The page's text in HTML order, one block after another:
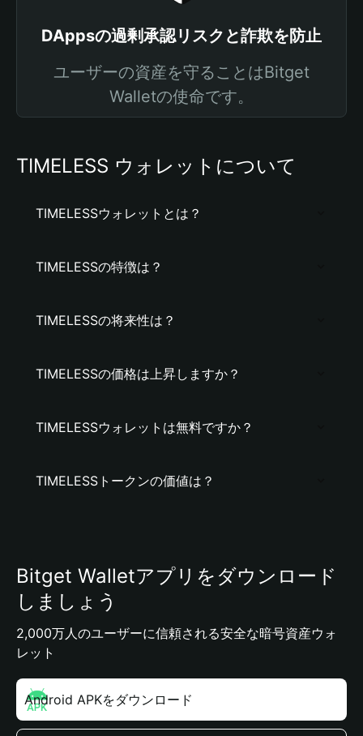
DAppsの過剰承認リスクと詐欺を防止
ユーザーの資産を守ることはBitget
Walletの使命です。
TIMELESS ウォレットについて
TIMELESSウォレットとは？
TIMELESSの特徴は？
TIMELESSの将来性は？
TIMELESSの価格は上昇しますか？
TIMELESSウォレットは無料ですか？
TIMELESSトークンの価値は？
Bitget Walletアプリをダウンロード
しましょう
2,000万人のユーザーに信頼される安全な暗号資産ウォ
レット
Android APKをダウンロード